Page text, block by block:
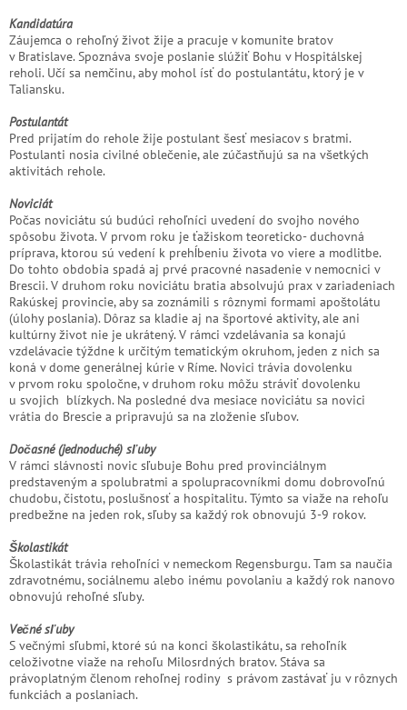
Kandidatúra
Záujemca o rehoľný život žije a pracuje v komunite bratov
v Bratislave. Spoznáva svoje poslanie slúžiť Bohu v Hospitálskej
reholi. Učí sa nemčinu, aby mohol ísť do postulantátu, ktorý je v
Taliansku.
Postulantát
Pred prijatím do rehole žije postulant šesť mesiacov s bratmi.
Postulanti nosia civilné oblečenie, ale zúčastňujú sa na všetkých
aktivitách rehole.
Noviciát
Počas noviciátu sú budúci rehoľníci uvedení do svojho nového
spôsobu života. V prvom roku je ťažiskom teoreticko- duchovná
príprava, ktorou sú vedení k prehĺbeniu života vo viere a modlitbe.
Do tohto obdobia spadá aj prvé pracovné nasadenie v nemocnici v
Brescii. V druhom roku noviciátu bratia absolvujú prax v zariadeniach
Rakúskej provincie, aby sa zoznámili s rôznymi formami apoštolátu
(úlohy poslania). Dôraz sa kladie aj na športové aktivity, ale ani
kultúrny život nie je ukrátený. V rámci vzdelávania sa konajú
vzdelávacie týždne k určitým tematickým okruhom, jeden z nich sa
koná v dome generálnej kúrie v Ríme. Novici trávia dovolenku
v prvom roku spoločne, v druhom roku môžu stráviť dovolenku
u svojich blízkych. Na posledné dva mesiace noviciátu sa novici
vrátia do Brescie a pripravujú sa na zloženie sľubov.
Dočasné (jednoduché) sľuby
V rámci slávnosti novic sľubuje Bohu pred provinciálnym
predstaveným a spolubratmi a spolupracovníkmi domu dobrovoľnú
chudobu, čistotu, poslušnosť a hospitalitu. Týmto sa viaže na rehoľu
predbežne na jeden rok, sľuby sa každý rok obnovujú 3-9 rokov.
Školastikát
Školastikát trávia rehoľníci v nemeckom Regensburgu. Tam sa naučia
zdravotnému, sociálnemu alebo inému povolaniu a každý rok nanovo
obnovujú rehoľné sľuby.
Večné sľuby
S večnými sľubmi, ktoré sú na konci školastikátu, sa rehoľník
celoživotne viaže na rehoľu Milosrdných bratov. Stáva sa
právoplatným členom rehoľnej rodiny s právom zastávať ju v rôznych
funkciách a poslaniach.